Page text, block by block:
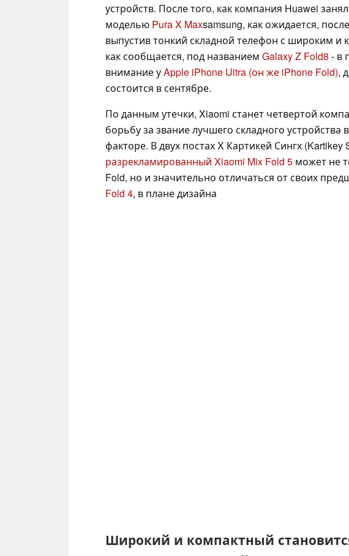
устройств. После того, как компания Huawei
моделью Pura X Maxsamsung, как ожидается,
выпустив тонкий складной телефон с широким
как сообщается, под названием Galaxy Z Fold8 - в
внимание уApple iPhone Ultra (он же iPhone Fold),
состоится в сентябре.
По данным утечки, Xiaomi станет четвертой
борьбу за звание лучшего складного
факторе. В двух постах X Картикей Сингх (Kartikey
разрекламированный Xiaomi Mix Fold 5 может не
Fold, но и значительно отличаться от своих
Fold 4, в плане дизайна
Широкий и компактный